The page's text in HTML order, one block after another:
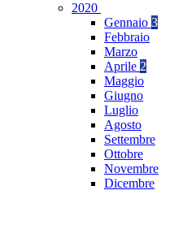
2020
Gennaio 3
Febbraio
Marzo
Aprile 2
Maggio
Giugno
Luglio
Agosto
Settembre
Ottobre
Novembre
Dicembre